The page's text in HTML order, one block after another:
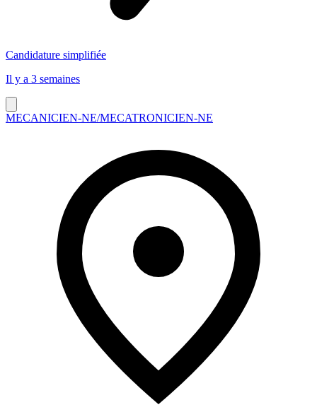
Candidature simplifiée
Il y a 3 semaines
MECANICIEN-NE/MECATRONICIEN-NE